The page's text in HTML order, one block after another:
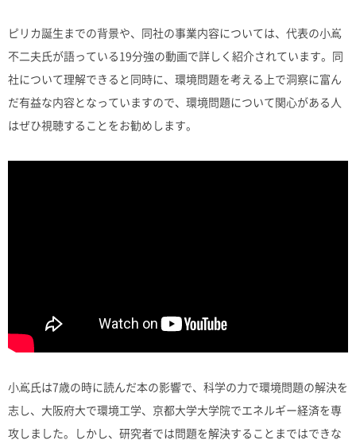
ピリカ誕生までの背景や、同社の事業内容については、代表の小嶌
不二夫氏が語っている19分強の動画で詳しく紹介されています。同
社について理解できると同時に、環境問題を考える上で洞察に富ん
だ有益な内容となっていますので、環境問題について関心がある人
はぜひ視聴することをお勧めします。
小嶌氏は7歳の時に読んだ本の影響で、科学の力で環境問題の解決を
志し、大阪府大で環境工学、京都大学大学院でエネルギー経済を専
攻しました。しかし、研究者では問題を解決することまではできな